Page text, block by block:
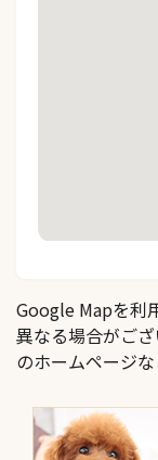
Google Mapを利
異なる場合がご
のホームページな